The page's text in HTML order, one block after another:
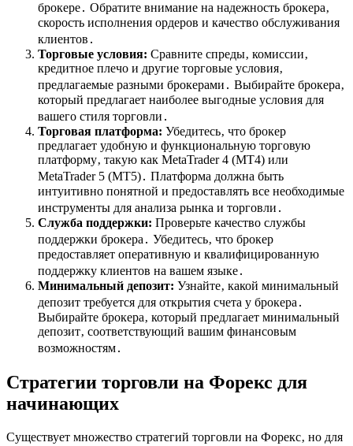
брокере․ Обратите внимание на надежность брокера‚
скорость исполнения ордеров и качество обслуживания
клиентов․
Торговые условия: Сравните спреды‚ комиссии‚
кредитное плечо и другие торговые условия‚
предлагаемые разными брокерами․ Выбирайте брокера‚
который предлагает наиболее выгодные условия для
вашего стиля торговли․
Торговая платформа: Убедитесь‚ что брокер
предлагает удобную и функциональную торговую
платформу‚ такую как MetaTrader 4 (MT4) или
MetaTrader 5 (MT5)․ Платформа должна быть
интуитивно понятной и предоставлять все необходимые
инструменты для анализа рынка и торговли․
Служба поддержки: Проверьте качество службы
поддержки брокера․ Убедитесь‚ что брокер
предоставляет оперативную и квалифицированную
поддержку клиентов на вашем языке․
Минимальный депозит: Узнайте‚ какой минимальный
депозит требуется для открытия счета у брокера․
Выбирайте брокера‚ который предлагает минимальный
депозит‚ соответствующий вашим финансовым
возможностям․
Стратегии торговли на Форекс для
начинающих
Существует множество стратегий торговли на Форекс‚ но для